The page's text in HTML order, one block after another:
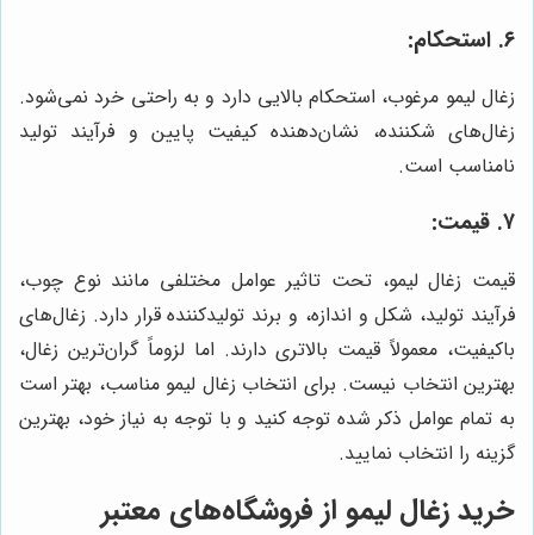
۶. استحکام:
زغال لیمو مرغوب، استحکام بالایی دارد و به راحتی خرد نمی‌شود.
زغال‌های شکننده، نشان‌دهنده کیفیت پایین و فرآیند تولید
نامناسب است.
۷. قیمت:
قیمت زغال لیمو، تحت تاثیر عوامل مختلفی مانند نوع چوب،
فرآیند تولید، شکل و اندازه، و برند تولیدکننده قرار دارد. زغال‌های
باکیفیت، معمولاً قیمت بالاتری دارند. اما لزوماً گران‌ترین زغال،
بهترین انتخاب نیست. برای انتخاب زغال لیمو مناسب، بهتر است
به تمام عوامل ذکر شده توجه کنید و با توجه به نیاز خود، بهترین
گزینه را انتخاب نمایید.
خرید زغال لیمو از فروشگاه‌های معتبر